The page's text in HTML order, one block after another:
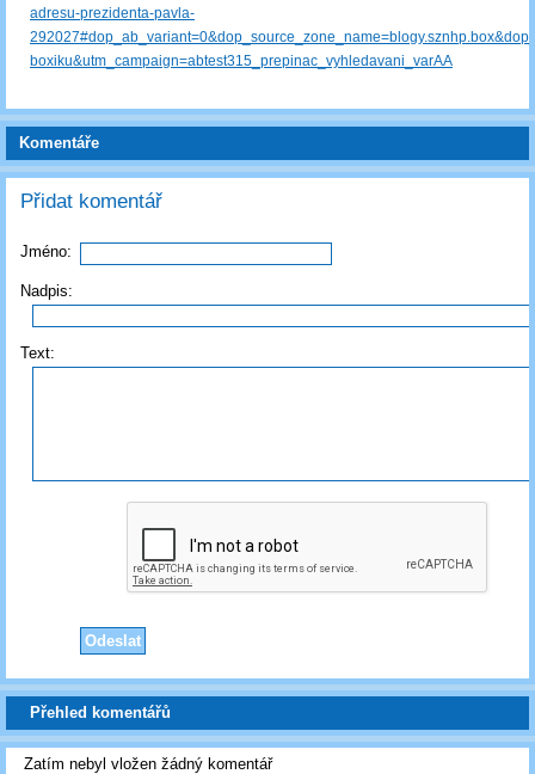
adresu-prezidenta-pavla-
boxiku&utm_campaign=abtest315_prepinac_vyhledavani_varAA
Komentáře
Přidat komentář
Jméno:
Nadpis:
Text:
Přehled komentářů
Zatím nebyl vložen žádný komentář